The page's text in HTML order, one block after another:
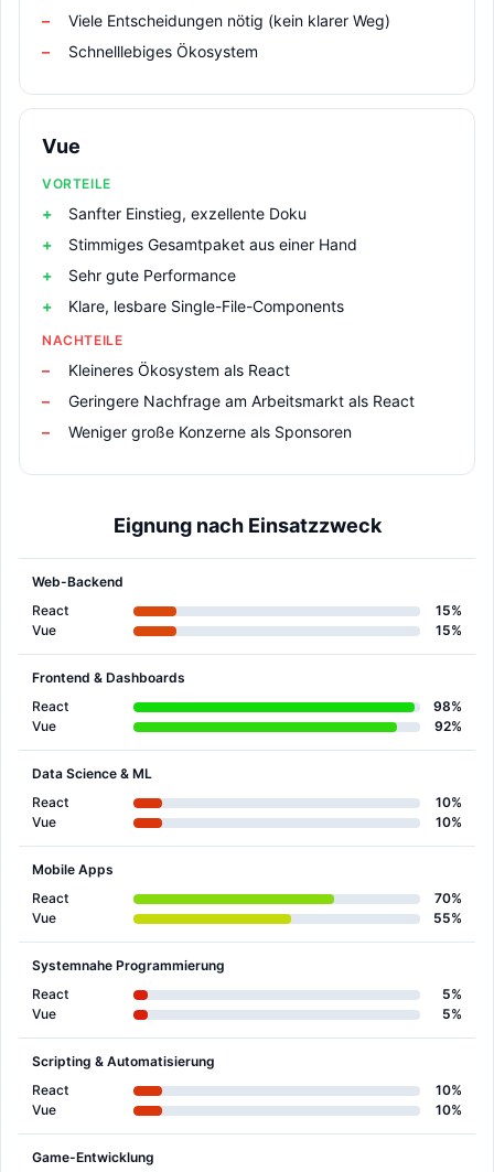
Viele Entscheidungen nötig (kein klarer Weg)
Schnelllebiges Ökosystem
Vue
VORTEILE
Sanfter Einstieg, exzellente Doku
Stimmiges Gesamtpaket aus einer Hand
Sehr gute Performance
Klare, lesbare Single-File-Components
NACHTEILE
Kleineres Ökosystem als React
Geringere Nachfrage am Arbeitsmarkt als React
Weniger große Konzerne als Sponsoren
Eignung nach Einsatzzweck
Web-Backend
React
15%
Vue
15%
Frontend & Dashboards
React
98%
Vue
92%
Data Science & ML
React
10%
Vue
10%
Mobile Apps
React
70%
Vue
55%
Systemnahe Programmierung
React
5%
Vue
5%
Scripting & Automatisierung
React
10%
Vue
10%
Game-Entwicklung